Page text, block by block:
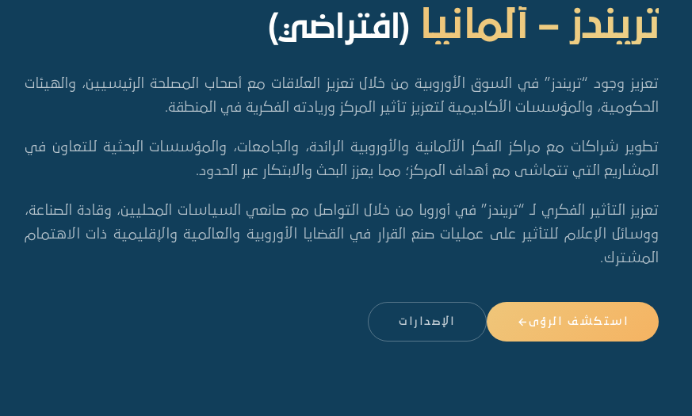
تريندز – ألمانيا (افتراضي)
تعزيز وجود “تريندز” في السوق الأوروبية من خلال تعزيز العلاقات مع أصحاب المصلحة الرئيسيين، والهيئات
الحكومية، والمؤسسات الأكاديمية لتعزيز تأثير المركز وريادته الفكرية في المنطقة.
تطوير شراكات مع مراكز الفكر الألمانية والأوروبية الرائدة، والجامعات، والمؤسسات البحثية للتعاون في
المشاريع التي تتماشى مع أهداف المركز؛ مما يعزز البحث والابتكار عبر الحدود.
تعزيز التأثير الفكري لـ “تريندز” في أوروبا من خلال التواصل مع صانعي السياسات المحليين، وقادة الصناعة،
ووسائل الإعلام للتأثير على عمليات صنع القرار في القضايا الأوروبية والعالمية والإقليمية ذات الاهتمام
المشترك.
استكشف الرؤى الإصدارات